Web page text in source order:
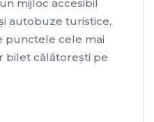
mijloc accesibil
autobuze turistice,
punctele cele mai
bilet călătorești pe